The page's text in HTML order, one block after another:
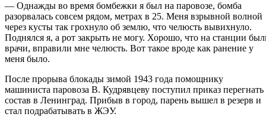
— Однажды во время бомбежки я был на паровозе, бомба
разорвалась совсем рядом, метрах в 25. Меня взрывной волной
через кусты так грохнуло об землю, что челюсть вывихнуло.
Поднялся я, а рот закрыть не могу. Хорошо, что на станции
врачи, вправили мне челюсть. Вот такое вроде как ранение у
меня было.
После прорыва блокады зимой 1943 года помощнику
машиниста паровоза В. Кудрявцеву поступил приказ перегнать
состав в Ленинград. Прибыв в город, парень вышел в резерв и
стал подрабатывать в ЖЭУ.